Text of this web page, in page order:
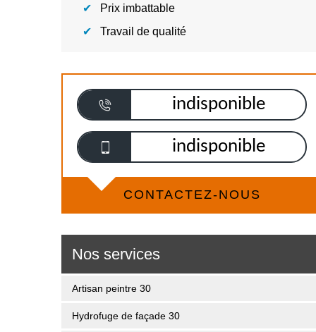
Prix imbattable
Travail de qualité
indisponible
indisponible
CONTACTEZ-NOUS
Nos services
Artisan peintre 30
Hydrofuge de façade 30